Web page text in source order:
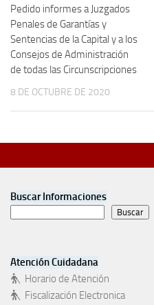
Pedido informes a Juzgados
Penales de Garantías y
Sentencias de la Capital y a los
Consejos de Administración
de todas las Circunscripciones
8 DE OCTUBRE DE 2020
Buscar Informaciones
Buscar
Atención Cuidadana
Horario de Atención
Fiscalización Electronica